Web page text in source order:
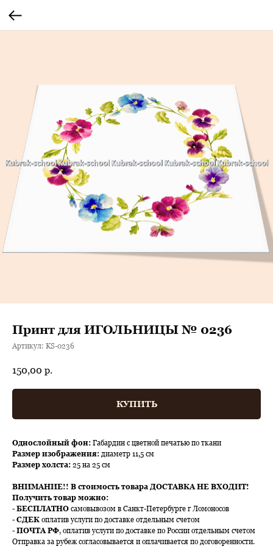
Принт для ИГОЛЬНИЦЫ № 0236
Артикул: KS-0236
150,00 р.
КУПИТЬ
Однослойный фон: Габардин с цветной печатью по ткани
Размер изображения: диаметр 11,5 см
Размер холста: 25 на 25 см
ВНИМАНИЕ!! В стоимость товара ДОСТАВКА НЕ ВХОДИТ!
Получить товар можно:
- БЕСПЛАТНО самовывозом в Санкт-Петербурге г Ломоносов
- СДЕК оплатив услуги по доставке отдельным счетом
- ПОЧТА РФ, оплатив услуги по доставке по России отдельным счетом
Отправка за рубеж согласовывается и оплачивается по договоренности.